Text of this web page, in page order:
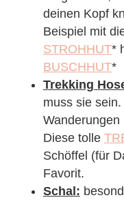
deinen Kopf
Beispiel mit
STROHHUT*
BUSCHHUT*
Trekking
muss sie
Wanderungen
Diese tolle
Schöffel (für
Favorit.
Schal: